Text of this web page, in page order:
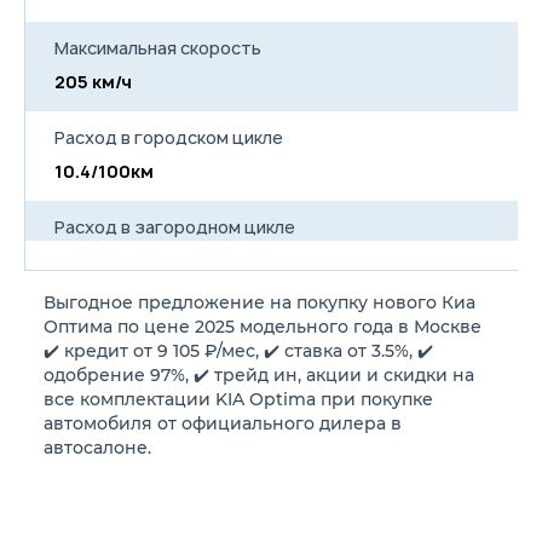
Максимальная скорость
205 км/ч
Расход в городском цикле
10.4/100км
Расход в загородном цикле
Расход в смешанном цикле
7.7/100км
Объем топливного бака
70 л
Выгодное предложение на покупку нового Киа
Оптима по цене 2025 модельного года в Москве
✔️ кредит от 9 105 ₽/мес, ✔️ ставка от 3.5%, ✔️
одобрение 97%, ✔️ трейд ин, акции и скидки на
все комплектации KIA Optima при покупке
автомобиля от официального дилера в
автосалоне.